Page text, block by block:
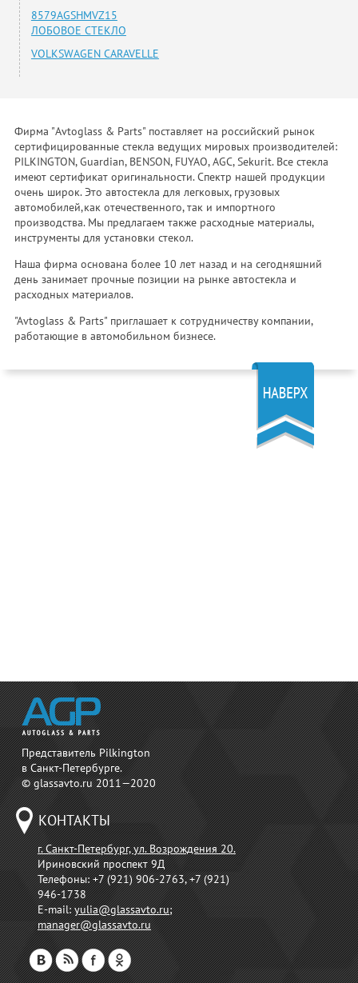
8579AGSHMVZ15
ЛОБОВОЕ СТЕКЛО
VOLKSWAGEN CARAVELLE
Фирма "Avtoglass & Parts" поставляет на российский рынок
сертифицированные стекла ведущих мировых производителей:
PILKINGTON, Guardian, BENSON, FUYAO, AGC, Sekurit. Все стекла
имеют сертификат оригинальности. Спектр нашей продукции
очень широк. Это автостекла для легковых, грузовых
автомобилей,как отечественного, так и импортного
производства. Мы предлагаем также расходные материалы,
инструменты для установки стекол.
Наша фирма основана более 10 лет назад и на сегодняшний
день занимает прочные позиции на рынке автостекла и
расходных материалов.
"Avtoglass & Parts" приглашает к сотрудничеству компании,
работающие в автомобильном бизнесе.
Представитель Pilkington
в Санкт-Петербурге.
© glassavto.ru 2011—2020
КОНТАКТЫ
г. Санкт-Петербург, ул. Возрождения 20.
Ириновский проспект 9Д
Телефоны:+7 (921) 906-2763, +7 (921)
946-1738
E-mail:yulia@glassavto.ru;
manager@glassavto.ru